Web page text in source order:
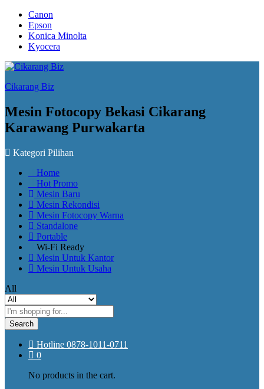
Canon
Epson
Konica Minolta
Kyocera
Cikarang Biz
Mesin Fotocopy Bekasi Cikarang
Karawang Purwakarta
Kategori Pilihan
Home
Hot Promo
Mesin Baru
Mesin Rekondisi
Mesin Fotocopy Warna
Standalone
Portable
Wi-Fi Ready
Mesin Untuk Kantor
Mesin Untuk Usaha
All
Search
Hotline 0878-1011-0711
0
No products in the cart.